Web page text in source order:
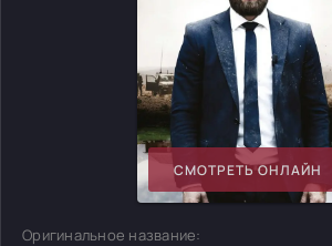
СМОТРЕТЬ ОНЛАЙН
Оригинальное название: